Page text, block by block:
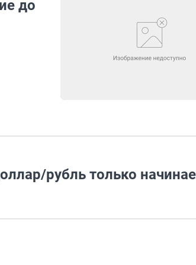
до
рубль только